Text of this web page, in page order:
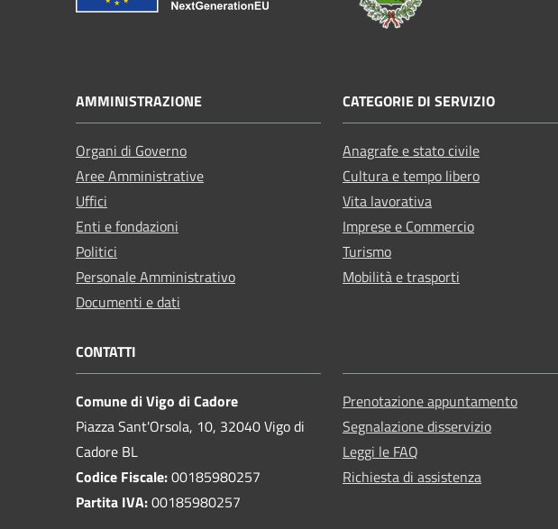
AMMINISTRAZIONE
Organi di Governo
Aree Amministrative
Uffici
Enti e fondazioni
Politici
Personale Amministrativo
Documenti e dati
CATEGORIE DI SERVIZIO
Anagrafe e stato civile
Cultura e tempo libero
Vita lavorativa
Imprese e Commercio
Turismo
Mobilità e trasporti
CONTATTI
Comune di Vigo di Cadore
Piazza Sant'Orsola, 10, 32040 Vigo di
Cadore BL
Codice Fiscale:00185980257
Partita IVA:00185980257
Prenotazione appuntamento
Segnalazione disservizio
Leggi le FAQ
Richiesta di assistenza